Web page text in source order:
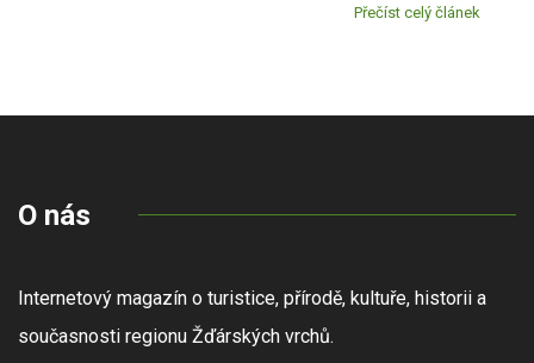
Přečíst celý článek
O nás
Internetový magazín o turistice, přírodě, kultuře, historii a
současnosti regionu Žďárských vrchů.